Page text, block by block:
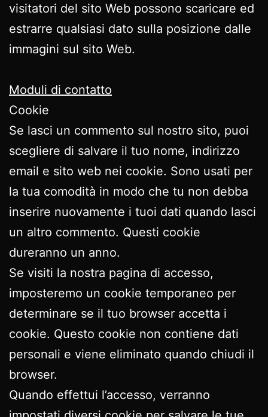
visitatori del sito Web possono scaricare ed
estrarre qualsiasi dato sulla posizione dalle
immagini sul sito Web.
Moduli di contatto
Cookie
Se lasci un commento sul nostro sito, puoi
scegliere di salvare il tuo nome, indirizzo
email e sito web nei cookie. Sono usati per
la tua comodità in modo che tu non debba
inserire nuovamente i tuoi dati quando lasci
un altro commento. Questi cookie
dureranno un anno.
Se visiti la nostra pagina di accesso,
imposteremo un cookie temporaneo per
determinare se il tuo browser accetta i
cookie. Questo cookie non contiene dati
personali e viene eliminato quando chiudi il
browser.
Quando effettui l’accesso, verranno